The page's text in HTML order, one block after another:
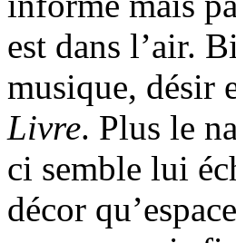
est dans l’air.
musique, désir
Livre. Plus le
ci semble lui
décor